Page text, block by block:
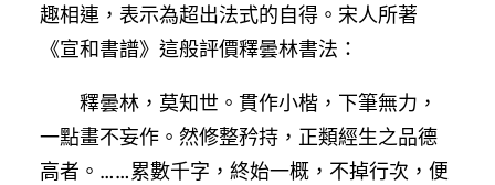
趣相連，表示為超出法式的自得。宋人所著
《宣和書譜》這般評價釋曇林書法：
釋曇林，莫知世。貫作小楷，下筆無力，
一點畫不妄作。然修整矜持，正類經生之品德
高者。……累數千字，終始一概，不掉行次，便